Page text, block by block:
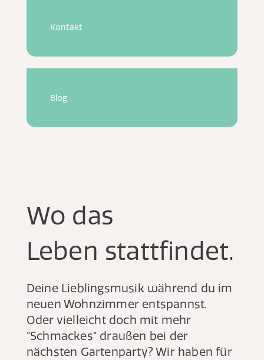
Kontakt
Blog
Wo das
Leben stattfindet.
Deine Lieblingsmusik während du im
neuen Wohnzimmer entspannst.
Oder vielleicht doch mit mehr
"Schmackes" draußen bei der
nächsten Gartenparty? Wir haben für